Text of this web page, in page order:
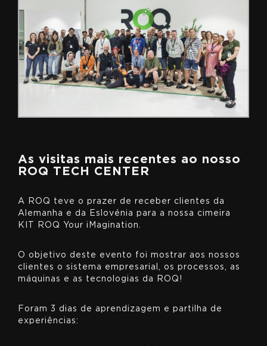
As visitas mais recentes ao nosso
ROQ TECH CENTER
A ROQ teve o prazer de receber clientes da
Alemanha e da Eslovénia para a nossa cimeira
KIT ROQ Your iMagination.
O objetivo deste evento foi mostrar aos nossos
clientes o sistema empresarial, os processos, as
máquinas e as tecnologias da ROQ!
Foram 3 dias de aprendizagem e partilha de
experiências: